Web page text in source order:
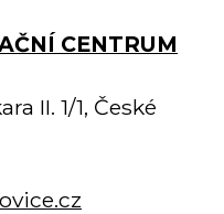
CENTRUM
II. 1/1, České